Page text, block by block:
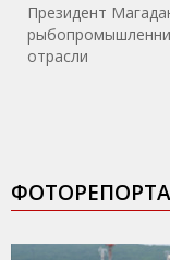
Президент
отрасли